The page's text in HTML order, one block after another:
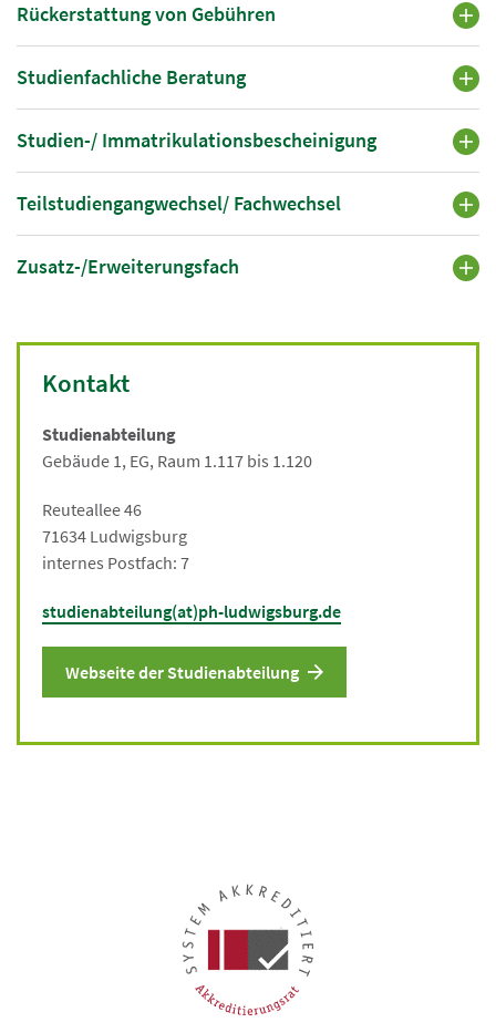
Rückerstattung von Gebühren
Studienfachliche Beratung
Studien-/ Immatrikulationsbescheinigung
Teilstudiengangwechsel/ Fachwechsel
Zusatz-/Erweiterungsfach
Kontakt
Studienabteilung
Gebäude 1, EG, Raum 1.117 bis 1.120
Reuteallee 46
71634 Ludwigsburg
internes Postfach: 7
studienabteilung(at)ph-ludwigsburg.de
Webseite der Studienabteilung